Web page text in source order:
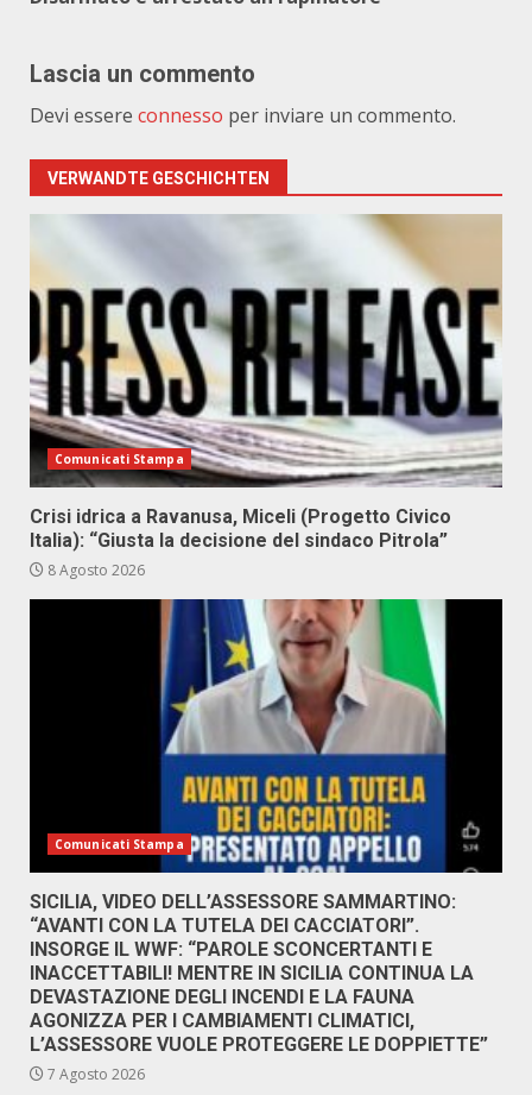
Lascia un commento
Devi essere connesso per inviare un commento.
VERWANDTE GESCHICHTEN
Comunicati Stampa
Crisi idrica a Ravanusa, Miceli (Progetto Civico
Italia): “Giusta la decisione del sindaco Pitrola”
8 Agosto 2026
Comunicati Stampa
SICILIA, VIDEO DELL’ASSESSORE SAMMARTINO:
“AVANTI CON LA TUTELA DEI CACCIATORI”.
INSORGE IL WWF: “PAROLE SCONCERTANTI E
INACCETTABILI! MENTRE IN SICILIA CONTINUA LA
DEVASTAZIONE DEGLI INCENDI E LA FAUNA
AGONIZZA PER I CAMBIAMENTI CLIMATICI,
L’ASSESSORE VUOLE PROTEGGERE LE DOPPIETTE”
7 Agosto 2026